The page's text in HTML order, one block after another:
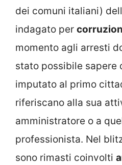
dei comuni italiani)
indagato per
momento agli arresti
stato possibile sapere
imputato al primo
riferiscano alla sua
amministratore o a
professionista. Nel
sono rimasti coinvolti